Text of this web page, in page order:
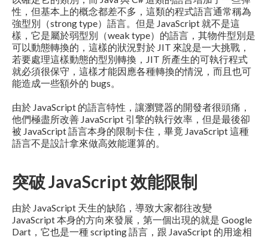
性，但基本上的概念都差不多，這類的程式語言通常稱為
強型別（strong type）語言。但是 JavaScript 就不是這
樣，它是屬於弱型別（weak type）的語言，其物件型別是
可以動態轉換的，這樣的狀況對於 JIT 來說是一大挑戰，
若要處理這樣動態的型別轉換，JIT 所產生的可執行程式
就必須很保守，這樣才能因應各種轉換的情況，而且也可
能造成一些額外的 bugs。
由於 JavaScript 的語言特性，讓瀏覽器的開發者很頭痛，
他們極盡所改善 JavaScript 引擎的執行效率，但是最後卻
被 JavaScript 語言本身的限制卡住，畢竟 JavaScript 這種
語言不是設計拿來做高效能運算的。
突破 JavaScript 效能限制
由於 JavaScript 天生的缺陷，導致大家都往改變
JavaScript 本身的方向來發展，第一個出現的就是 Google
Dart，它也是一種 scripting 語言，跟 JavaScript 的用途相